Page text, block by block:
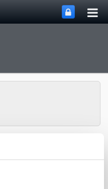
MenúAbrir/cerrar